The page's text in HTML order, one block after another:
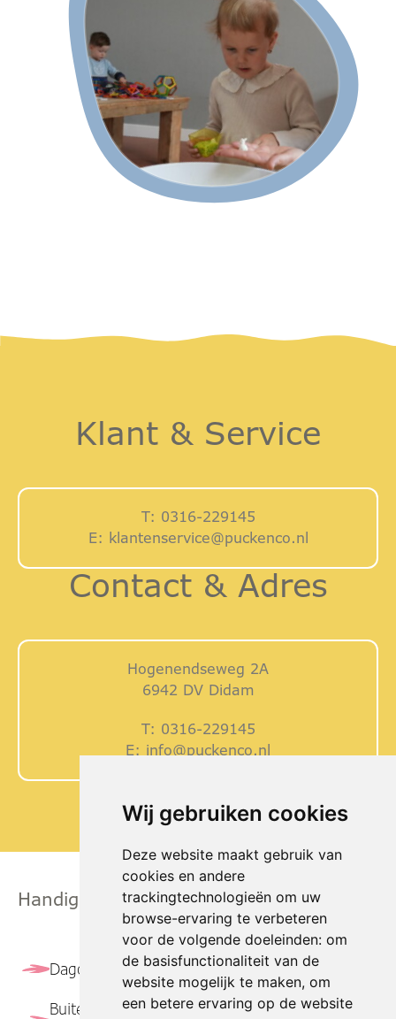
Wij gebruiken cookies
Deze website maakt gebruik van
cookies en andere
trackingtechnologieën om uw
browse-ervaring te verbeteren
voor de volgende doeleinden: om
de basisfunctionaliteit van de
website mogelijk te maken, om
een betere ervaring op de website
Klant & Service
T: 0316-229145
E: klantenservice@puckenco.nl
Contact & Adres
Hogenendseweg 2A
6942 DV Didam
T: 0316-229145
E: info@puckenco.nl
Handige Links
Dagopvang Peuteropvang
Buitenschoolse